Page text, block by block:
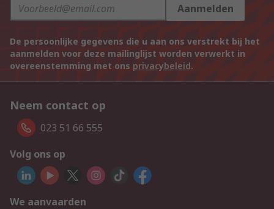
Aanmelden
De persoonlijke gegevens die u aan ons verstrekt bij het
aanmelden voor deze mailinglijst worden verwerkt in
overeenstemming met ons privacybeleid.
Neem contact op
023 51 66 555
Volg ons op
We aanvaarden